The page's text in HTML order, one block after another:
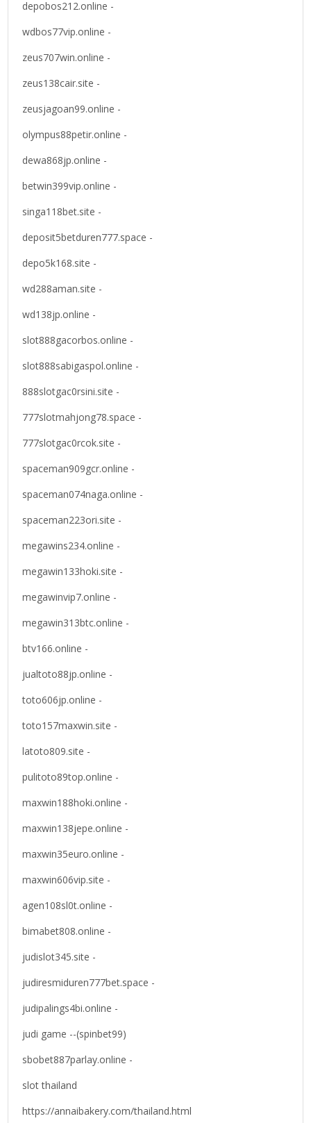
depobos212.online -
wdbos77vip.online -
zeus707win.online -
zeus138cair.site -
zeusjagoan99.online -
olympus88petir.online -
dewa868jp.online -
betwin399vip.online -
singa118bet.site -
deposit5betduren777.space -
depo5k168.site -
wd288aman.site -
wd138jp.online -
slot888gacorbos.online -
slot888sabigaspol.online -
888slotgac0rsini.site -
777slotmahjong78.space -
777slotgac0rcok.site -
spaceman909gcr.online -
spaceman074naga.online -
spaceman223ori.site -
megawins234.online -
megawin133hoki.site -
megawinvip7.online -
megawin313btc.online -
btv166.online -
jualtoto88jp.online -
toto606jp.online -
toto157maxwin.site -
latoto809.site -
pulitoto89top.online -
maxwin188hoki.online -
maxwin138jepe.online -
maxwin35euro.online -
maxwin606vip.site -
agen108sl0t.online -
bimabet808.online -
judislot345.site -
judiresmiduren777bet.space -
judipalings4bi.online -
judi game --(spinbet99)
sbobet887parlay.online -
slot thailand
https://annaibakery.com/thailand.html